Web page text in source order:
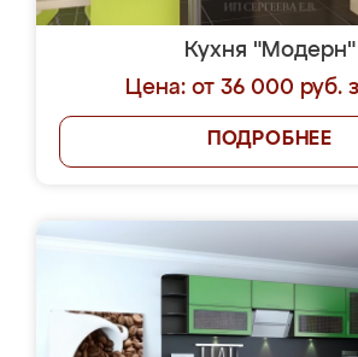
Кухня "Модерн"
Цена: от 36 000 руб.
ПОДРОБНЕЕ